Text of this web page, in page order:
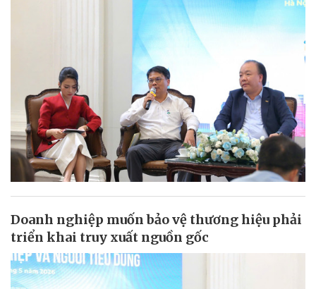
Doanh nghiệp muốn bảo vệ thương hiệu phải
triển khai truy xuất nguồn gốc